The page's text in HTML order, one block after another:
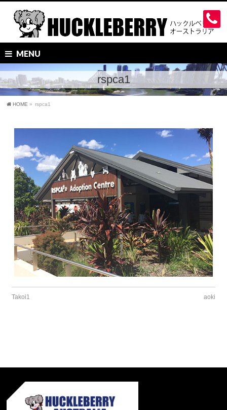
MENU
rspca1
HOME » rspca1
Takoi1 aoki